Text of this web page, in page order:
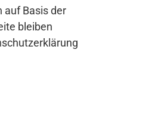
auf Basis der
bleiben